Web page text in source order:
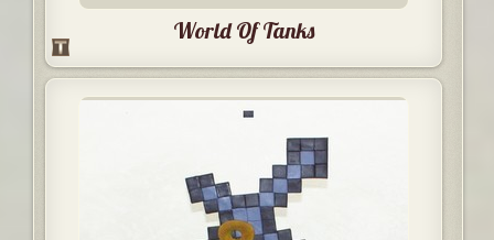
World Of Tanks